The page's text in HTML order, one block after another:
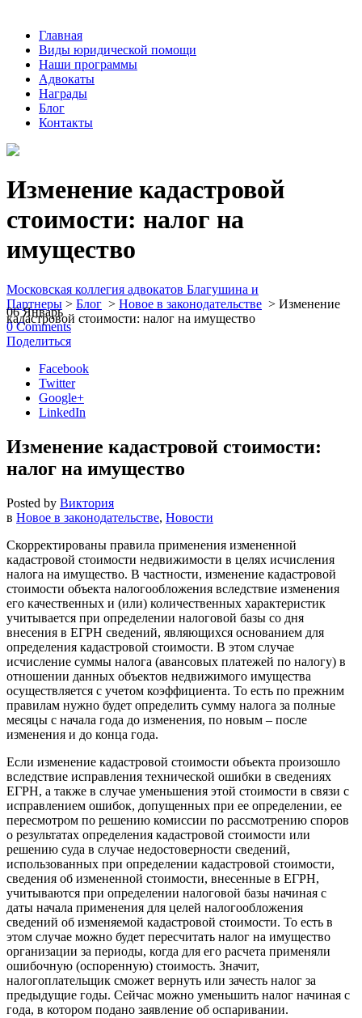
Главная
Виды юридической помощи
Наши программы
Адвокаты
Награды
Блог
Контакты
Изменение кадастровой
стоимости: налог на
имущество
Московская коллегия адвокатов Благушина и
Партнеры > Блог > Новое в законодательстве > Изменение
кадастровой стоимости: налог на имущество
06 Январь
0 Comments
Поделиться
Facebook
Twitter
Google+
LinkedIn
Изменение кадастровой стоимости:
налог на имущество
Posted by Виктория
в Новое в законодательстве, Новости
Скорректированы правила применения измененной
кадастровой стоимости недвижимости в целях исчисления
налога на имущество. В частности, изменение кадастровой
стоимости объекта налогообложения вследствие изменения
его качественных и (или) количественных характеристик
учитывается при определении налоговой базы со дня
внесения в ЕГРН сведений, являющихся основанием для
определения кадастровой стоимости. В этом случае
исчисление суммы налога (авансовых платежей по налогу) в
отношении данных объектов недвижимого имущества
осуществляется с учетом коэффициента. То есть по прежним
правилам нужно будет определить сумму налога за полные
месяцы с начала года до изменения, по новым – после
изменения и до конца года.
Если изменение кадастровой стоимости объекта произошло
вследствие исправления технической ошибки в сведениях
ЕГРН, а также в случае уменьшения этой стоимости в связи с
исправлением ошибок, допущенных при ее определении, ее
пересмотром по решению комиссии по рассмотрению споров
о результатах определения кадастровой стоимости или
решению суда в случае недостоверности сведений,
использованных при определении кадастровой стоимости,
сведения об измененной стоимости, внесенные в ЕГРН,
учитываются при определении налоговой базы начиная с
даты начала применения для целей налогообложения
сведений об изменяемой кадастровой стоимости. То есть в
этом случае можно будет пересчитать налог на имущество
организации за периоды, когда для его расчета применяли
ошибочную (оспоренную) стоимость. Значит,
налогоплательщик сможет вернуть или зачесть налог за
предыдущие годы. Сейчас можно уменьшить налог начиная с
года, в котором подано заявление об оспаривании.